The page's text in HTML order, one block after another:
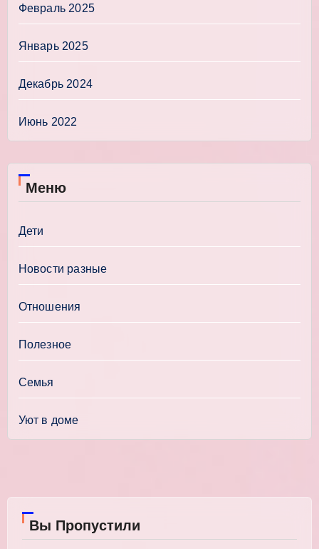
Февраль 2025
Январь 2025
Декабрь 2024
Июнь 2022
Меню
Дети
Новости разные
Отношения
Полезное
Семья
Уют в доме
Вы Пропустили